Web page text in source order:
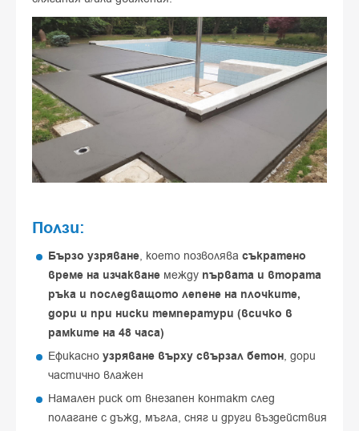
Ползи:
Бързо узряване, което позволява съкратено
време на изчакване между първата и втората
ръка и последващото лепене на плочките,
дори и при ниски температури (всичко в
рамките на 48 часа)
Ефикасно узряване върху свързал бетон, дори
частично влажен
Намален риск от внезапен контакт след
полагане с дъжд, мъгла, сняг и други въздействия